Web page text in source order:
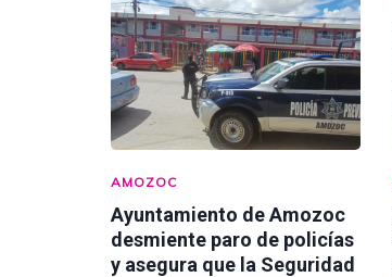
AMOZOC
Ayuntamiento de Amozoc
desmiente paro de policías
y asegura que la Seguridad